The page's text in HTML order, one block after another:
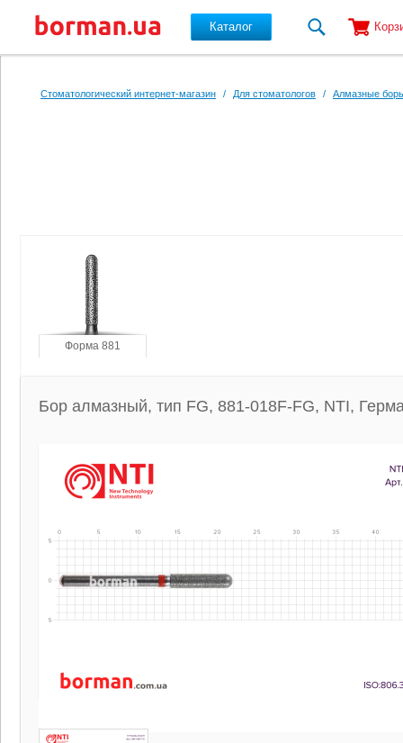
Каталог
Стоматологический интернет-магазин / Для стоматологов / Алмазные
Форма 881
Бор алмазный, тип FG, 881-018F-FG, NTI,